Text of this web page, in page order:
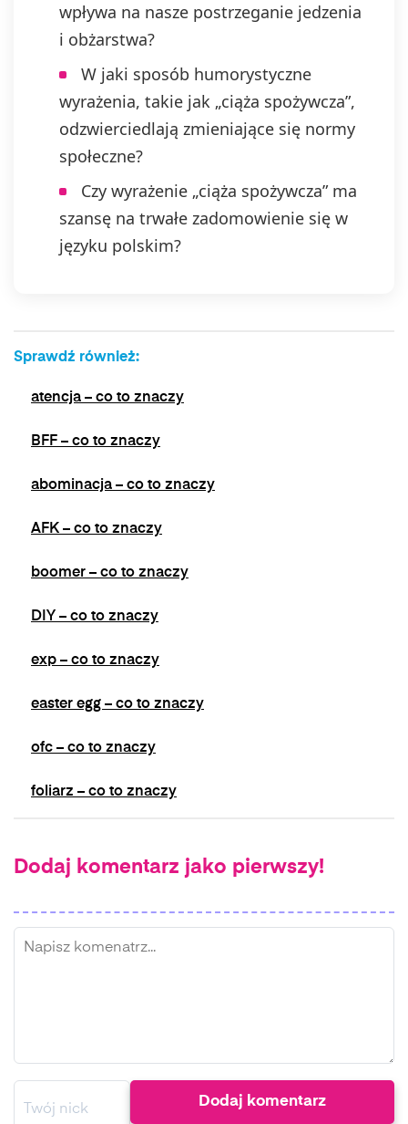
wpływa na nasze postrzeganie jedzenia
i obżarstwa?
W jaki sposób humorystyczne
wyrażenia, takie jak „ciąża spożywcza”,
odzwierciedlają zmieniające się normy
społeczne?
Czy wyrażenie „ciąża spożywcza” ma
szansę na trwałe zadomowienie się w
języku polskim?
Sprawdź również:
atencja – co to znaczy
BFF – co to znaczy
abominacja – co to znaczy
AFK – co to znaczy
boomer – co to znaczy
DIY – co to znaczy
exp – co to znaczy
easter egg – co to znaczy
ofc – co to znaczy
foliarz – co to znaczy
Dodaj komentarz jako pierwszy!